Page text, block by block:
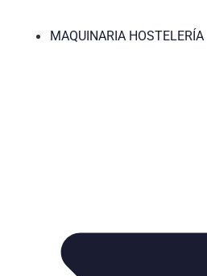
MAQUINARIA HOSTELERÍA